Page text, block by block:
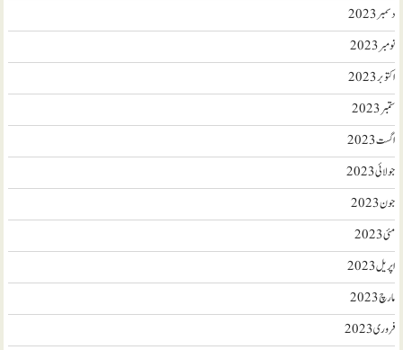
دسمبر 2023
نومبر 2023
اکتوبر 2023
ستمبر 2023
اگست 2023
جولائی 2023
جون 2023
مئی 2023
اپریل 2023
مارچ 2023
فروری 2023